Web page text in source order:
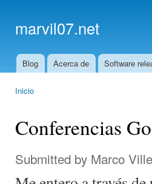
marvil07.net
Main menu
Blog Acerca de Software
Inicio
Conferencias
Submitted by Marco